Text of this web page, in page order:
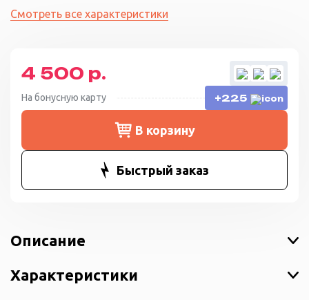
Смотреть все характеристики
4 500 р.
На бонусную карту +225
В корзину
Быстрый заказ
Описание
Характеристики